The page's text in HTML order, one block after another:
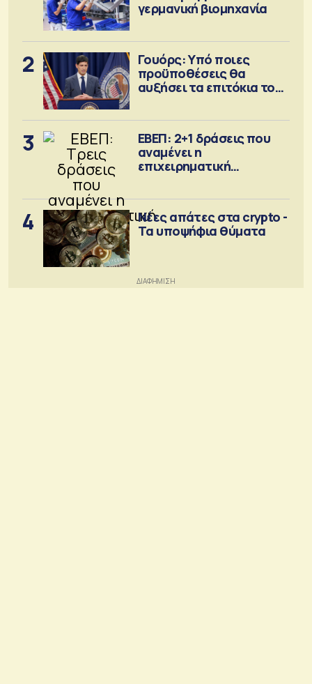
γερμανική βιομηχανία
2
Γουόρς: Υπό ποιες
προϋποθέσεις θα
αυξήσει τα επιτόκια τον
3
ΕΒΕΠ: 2+1 δράσεις που
αναμένει η
επιχειρηματική
4
Νέες απάτες στα crypto -
Τα υποψήφια θύματα